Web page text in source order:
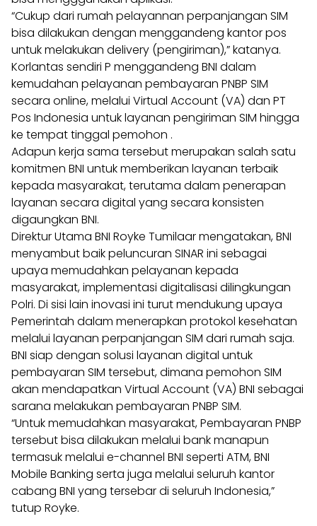
“Cukup dari rumah pelayannan perpanjangan SIM
bisa dilakukan dengan menggandeng kantor pos
untuk melakukan delivery (pengiriman),” katanya.
Korlantas sendiri P menggandeng BNI dalam
kemudahan pelayanan pembayaran PNBP SIM
secara online, melalui Virtual Account (VA) dan PT
Pos Indonesia untuk layanan pengiriman SIM hingga
ke tempat tinggal pemohon .
Adapun kerja sama tersebut merupakan salah satu
komitmen BNI untuk memberikan layanan terbaik
kepada masyarakat, terutama dalam penerapan
layanan secara digital yang secara konsisten
digaungkan BNI.
Direktur Utama BNI Royke Tumilaar mengatakan, BNI
menyambut baik peluncuran SINAR ini sebagai
upaya memudahkan pelayanan kepada
masyarakat, implementasi digitalisasi dilingkungan
Polri. Di sisi lain inovasi ini turut mendukung upaya
Pemerintah dalam menerapkan protokol kesehatan
melalui layanan perpanjangan SIM dari rumah saja.
BNI siap dengan solusi layanan digital untuk
pembayaran SIM tersebut, dimana pemohon SIM
akan mendapatkan Virtual Account (VA) BNI sebagai
sarana melakukan pembayaran PNBP SIM.
“Untuk memudahkan masyarakat, Pembayaran PNBP
tersebut bisa dilakukan melalui bank manapun
termasuk melalui e-channel BNI seperti ATM, BNI
Mobile Banking serta juga melalui seluruh kantor
cabang BNI yang tersebar di seluruh Indonesia,”
tutup Royke.